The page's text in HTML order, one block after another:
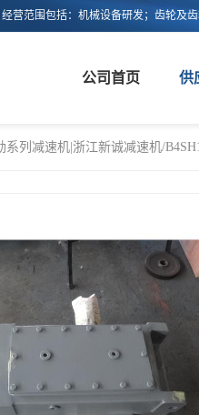
公司首页 供
系列减速机|浙江新诚减速机/